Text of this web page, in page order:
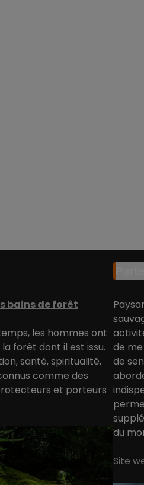
bains de forêt
les hommes ont
forêt dont il est issu.
santé, spiritualité,
comme des
et porteurs
de
de
du
Site